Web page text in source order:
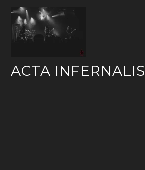
content
ACTA INFERNALIS